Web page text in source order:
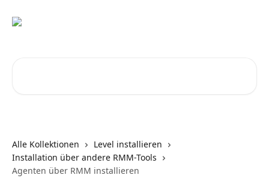
Alle Kollektionen
Level installieren
Installation über andere RMM-Tools
Agenten über RMM installieren